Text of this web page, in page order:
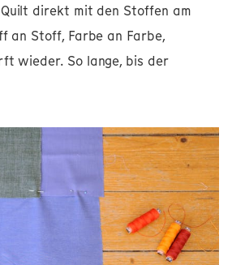
direkt mit den Stoffen am
an Stoff, Farbe an Farbe,
wieder. So lange, bis der